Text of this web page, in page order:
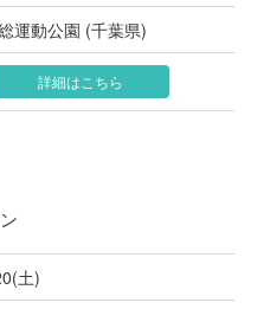
運動公園 (千葉県)
詳細はこちら
土)